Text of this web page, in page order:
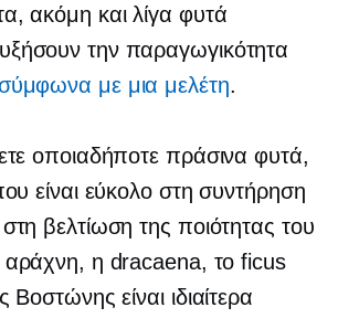
ακόμη και λίγα φυτά
την παραγωγικότητα
με μια μελέτη.
οποιαδήποτε πράσινα φυτά,
είναι εύκολο στη συντήρηση
βελτίωση της ποιότητας του
η dracaena, το ficus
Βοστώνης είναι ιδιαίτερα